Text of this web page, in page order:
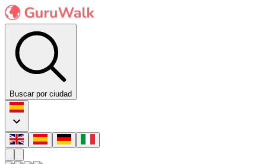
Buscar por ciudad